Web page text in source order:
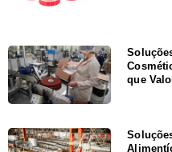
que